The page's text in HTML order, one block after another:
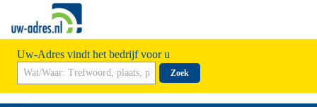
Uw-Adres vindt het bedrijf voor u
Zoek